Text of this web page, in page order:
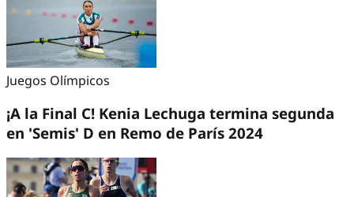
Juegos Olímpicos
¡A la Final C! Kenia Lechuga termina segunda
en 'Semis' D en Remo de París 2024